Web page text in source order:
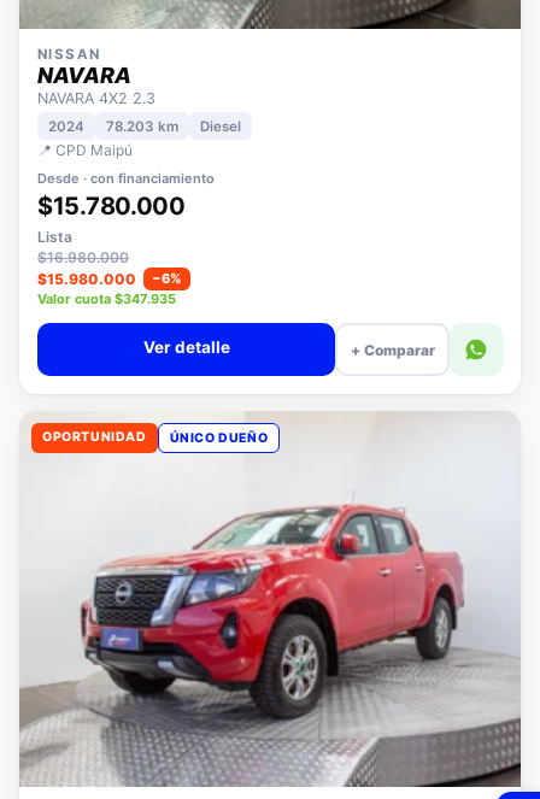
NISSAN
NAVARA
NAVARA 4X2 2.3
2024 78.203 km
📍 CPD Maipú
Desde · con financiamiento
$15.780.000
Lista
$16.980.000
$15.980.000
−6%
Valor cuota $347.935
+ Comparar
OPORTUNIDAD